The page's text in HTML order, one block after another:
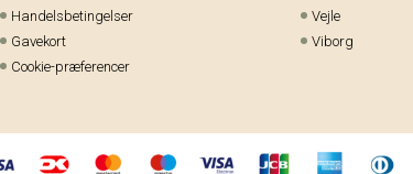
Handelsbetingelser
Gavekort
Cookie-præferencer
Vejle
Viborg